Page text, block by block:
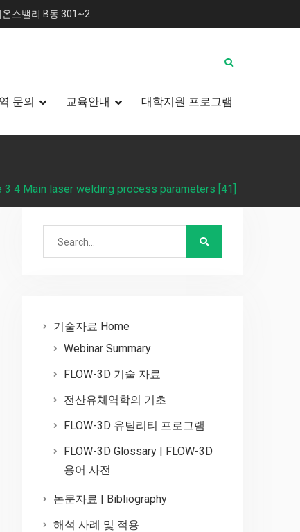
스밸리 B동 301~2
문의 교육안내 대학지원 프로그램
3 4 Main laser welding process parameters [41]
기술자료 Home
Webinar Summary
FLOW-3D 기술 자료
전산유체역학의 기초
FLOW-3D 유틸리티 프로그램
FLOW-3D Glossary | FLOW-3D
용어 사전
논문자료 | Bibliography
해석 사례 및 적용